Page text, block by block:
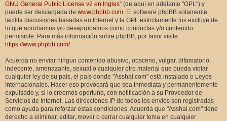
GNU General Public License v2 en Ingles” (de aquí en adelante "GPL") y
puede ser descargada de www.phpbb.com. El software phpBB solamente
facilita discusiones basadas en Internet y la GPL estrictamente los excluye de
lo que aprobamos y/o desaprobamos como conductas y/o contenido
permisible. Para más información sobre phpBB, por favor visite:
https://www.phpbb.com/.
Acuerda no enviar ningun contenido abusivo, obsceno, vulgar, difamatorio,
indecente, amenazante, sexual o cualquier otro material que pueda violar
cualquier ley de su país, el país donde "Asshai.com" está instalado o Leyes
Internacionales. Hacer eso provocará que sea inmediata y permanentemente
expulsado y, si lo creemos oportuno, con notificación a su Proveedor de
Servicios de Internet. Las direcciones IP de todos los envíos son registradas
como ayuda para reforzar estas condiciones. Acuerda que "Asshai.com" tiene
derecho a eliminar, editar, mover o cerrar cualquier tema en cualquier